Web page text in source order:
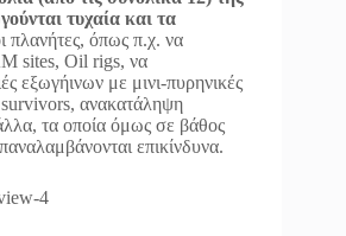
τυχαία και τα
πλανήτες, όπως π.χ. να
sites, Oil rigs, να
εξωγήινων με μινι-πυρηνικές
ανακατάληψη
τα οποία όμως σε βάθος
επικίνδυνα.